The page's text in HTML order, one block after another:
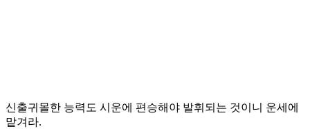
신출귀몰한 능력도 시운에 편승해야 발휘되는 것이니 운세에
맡겨라.